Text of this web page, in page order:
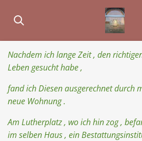
Hauptinhalt
Nachdem ich lange Zeit , den
Leben gesucht habe ,
fand ich Diesen ausgerechnet durch
neue Wohnung .
Am Lutherplatz , wo ich hin zog ,
im selben Haus , ein